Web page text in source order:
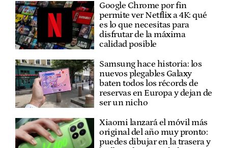
Google Chrome por fin
permite ver Netflix a 4K: qué
es lo que necesitas para
disfrutar de la máxima
calidad posible
Samsung hace historia: los
nuevos plegables Galaxy
baten todos los récords de
reservas en Europa y dejan de
ser un nicho
Xiaomi lanzará el móvil más
original del año muy pronto:
puedes dibujar en la trasera y